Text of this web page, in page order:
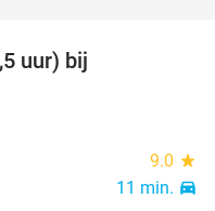
uur) bij
9.0 star
11 min. directions_car